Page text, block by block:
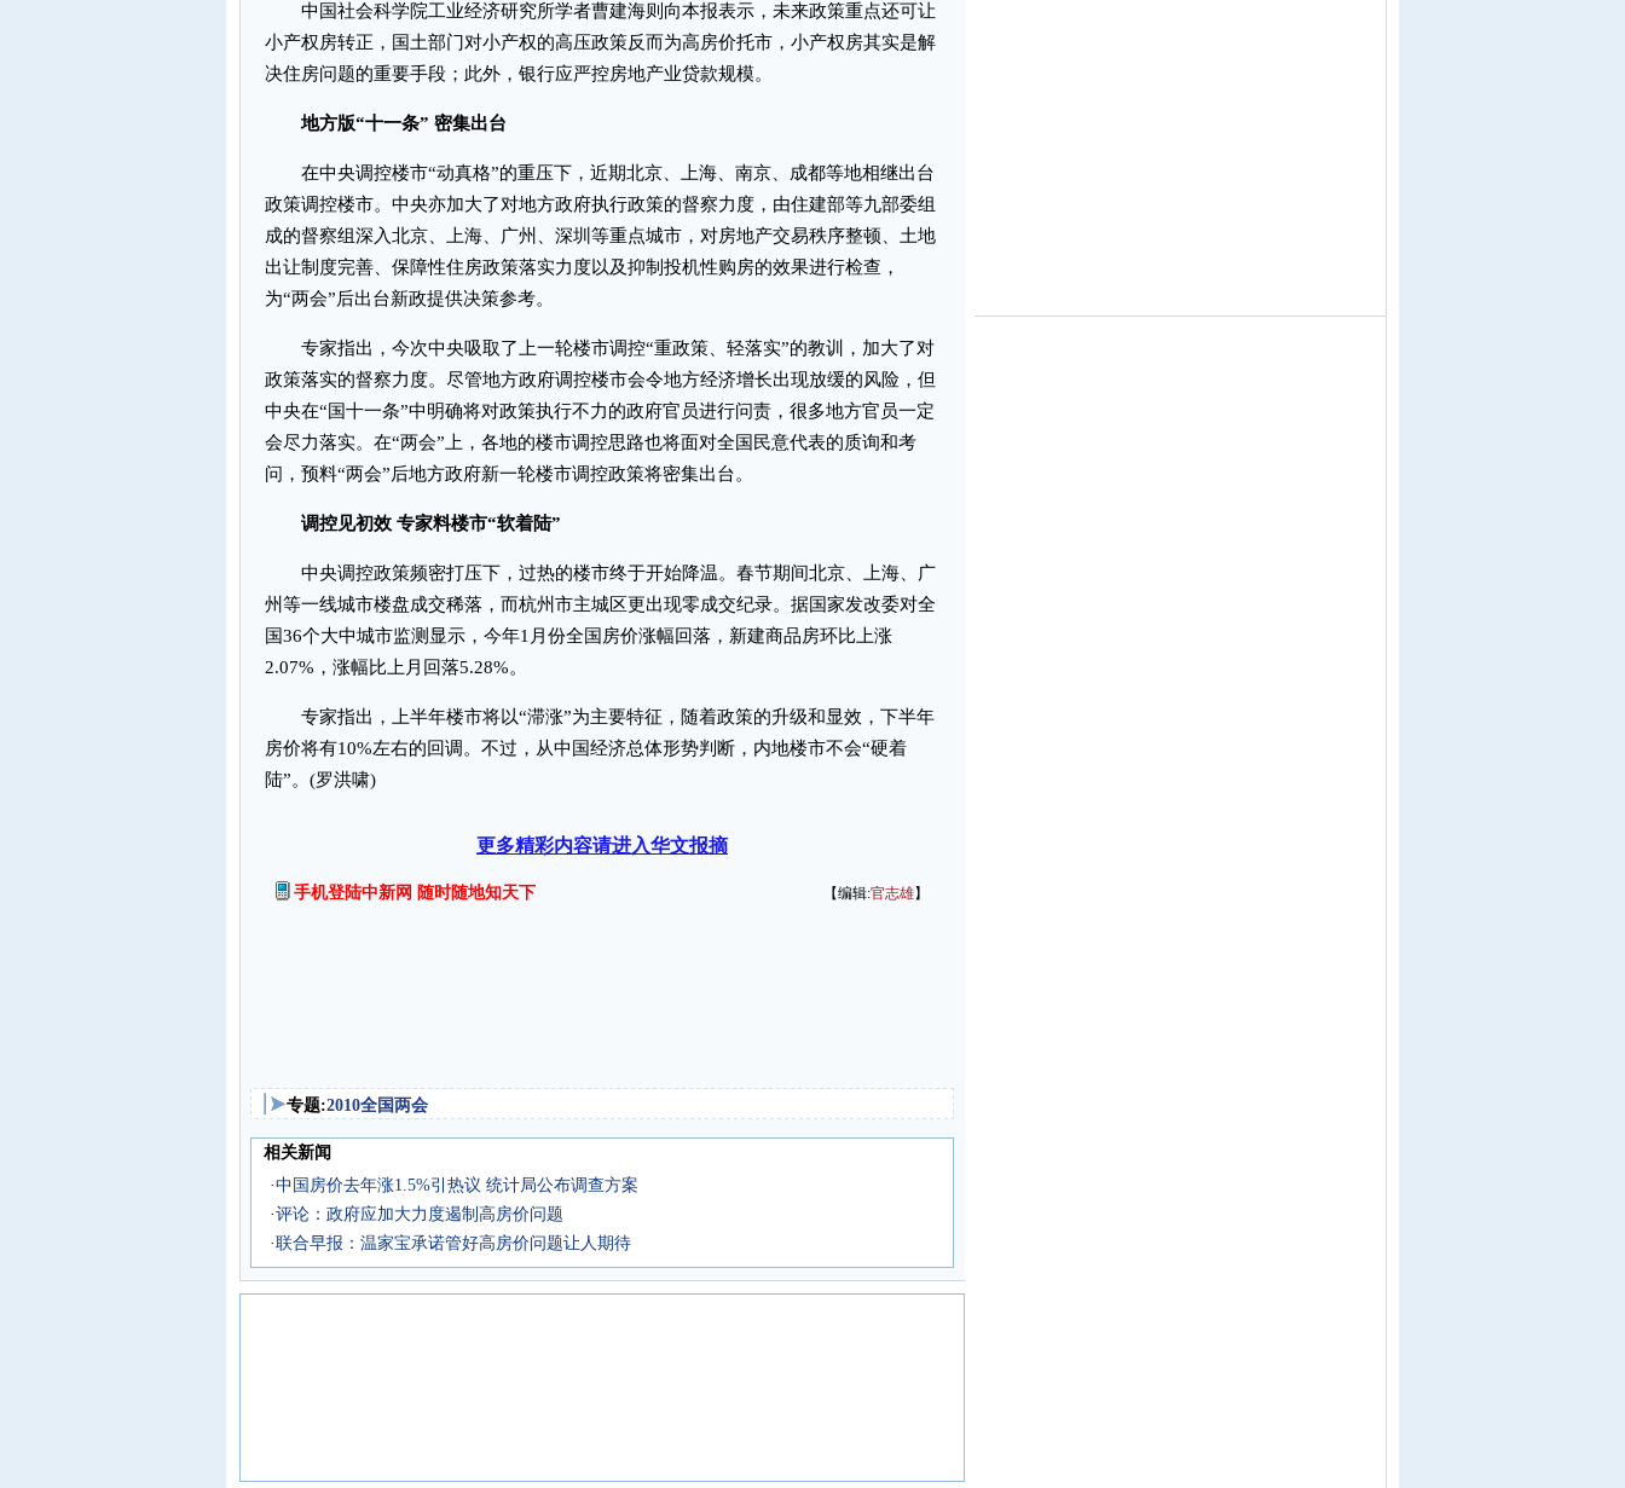
中国社会科学院工业经济研究所学者曹建海则向本报表示，未来政策重点还可让
小产权房转正，国土部门对小产权的高压政策反而为高房价托市，小产权房其实是解
决住房问题的重要手段；此外，银行应严控房地产业贷款规模。
地方版“十一条” 密集出台
在中央调控楼市“动真格”的重压下，近期北京、上海、南京、成都等地相继出台
政策调控楼市。中央亦加大了对地方政府执行政策的督察力度，由住建部等九部委组
成的督察组深入北京、上海、广州、深圳等重点城市，对房地产交易秩序整顿、土地
出让制度完善、保障性住房政策落实力度以及抑制投机性购房的效果进行检查，
为“两会”后出台新政提供决策参考。
专家指出，今次中央吸取了上一轮楼市调控“重政策、轻落实”的教训，加大了对
政策落实的督察力度。尽管地方政府调控楼市会令地方经济增长出现放缓的风险，但
中央在“国十一条”中明确将对政策执行不力的政府官员进行问责，很多地方官员一定
会尽力落实。在“两会”上，各地的楼市调控思路也将面对全国民意代表的质询和考
问，预料“两会”后地方政府新一轮楼市调控政策将密集出台。
调控见初效 专家料楼市“软着陆”
中央调控政策频密打压下，过热的楼市终于开始降温。春节期间北京、上海、广
州等一线城市楼盘成交稀落，而杭州市主城区更出现零成交纪录。据国家发改委对全
国36个大中城市监测显示，今年1月份全国房价涨幅回落，新建商品房环比上涨
2.07%，涨幅比上月回落5.28%。
专家指出，上半年楼市将以“滞涨”为主要特征，随着政策的升级和显效，下半年
房价将有10%左右的回调。不过，从中国经济总体形势判断，内地楼市不会“硬着
陆”。(罗洪啸)
更多精彩内容请进入华文报摘
手机登陆中新网 随时随地知天下 【编辑:官志雄】
专题:2010全国两会
相关新闻
·中国房价去年涨1.5%引热议 统计局公布调查方案
·评论：政府应加大力度遏制高房价问题
·联合早报：温家宝承诺管好高房价问题让人期待